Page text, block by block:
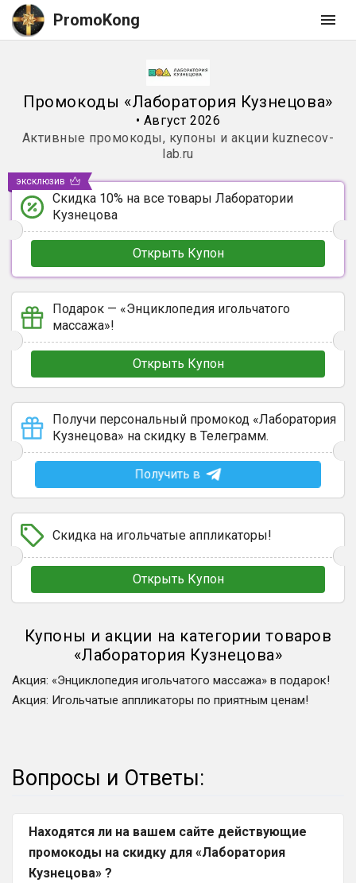
PromoKong
Промокоды «Лаборатория Кузнецова»
• Август 2026
Активные промокоды, купоны и акции kuznecov-
lab.ru
Скидка 10% на все товары Лаборатории
Кузнецова
Открыть Купон
эксклюзив
Подарок — «Энциклопедия игольчатого
массажа»!
Открыть Купон
Получи персональный промокод «Лаборатория
Кузнецова» на скидку в Телеграмм.
Получить в
Скидка на игольчатые аппликаторы!
Открыть Купон
Купоны и акции на категории товаров
«Лаборатория Кузнецова»
Акция: «Энциклопедия игольчатого массажа» в подарок!
Акция: Игольчатые аппликаторы по приятным ценам!
Вопросы и Ответы:
Находятся ли на вашем сайте действующие
промокоды на скидку для «Лаборатория
Кузнецова» ?